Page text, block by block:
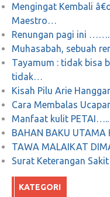
Juni 29, 2019
Pemblokiran
Masyarakat untuk
Informasi.
Juni 10, 2019 0
POLITIK dari sisi
Mengingat Kembali
Maestro…
Renungan pagi ini …….
Muhasabah, sebuah
Tayamum : tidak bisa
tidak…
Kisah Pilu Arie
Cara Membalas
Manfaat kulit PETAI…..
BAHAN BAKU UTAMA
TAWA MALAIKAT
Surat Keterangan
KATEGORI